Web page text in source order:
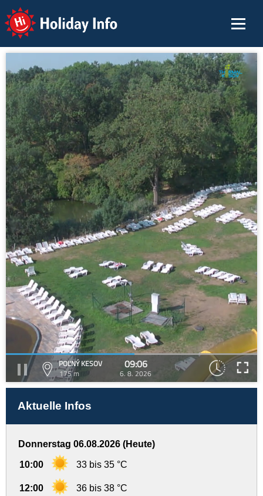
Holiday Info
POĽNÝ KESOV
175 m
09:06
6. 8. 2026
Aktuelle Infos
Donnerstag 06.08.2026 (Heute)
10:00 33 bis 35 °C
12:00 36 bis 38 °C